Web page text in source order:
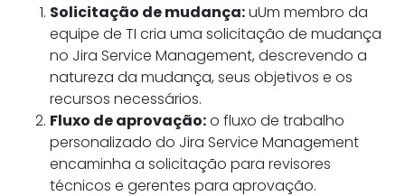
Solicitação de mudança:uUm membro da
equipe de TI cria uma solicitação de mudança
no Jira Service Management, descrevendo a
natureza da mudança, seus objetivos e os
recursos necessários.
Fluxo de aprovação:o fluxo de trabalho
personalizado do Jira Service Management
encaminha a solicitação para revisores
técnicos e gerentes para aprovação.